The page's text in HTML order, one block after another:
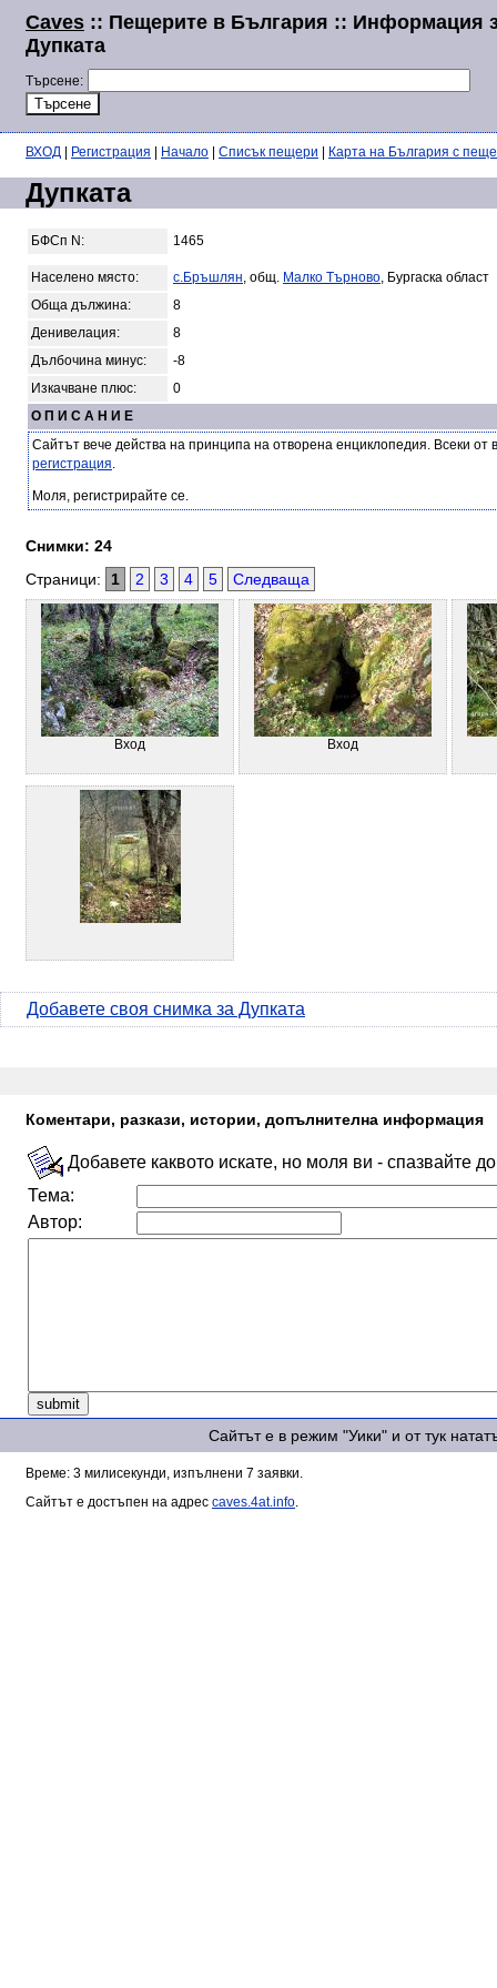
Caves :: Пещерите в България :: Информация
Дупката
Търсене:
ВХОД Регистрация Начало Списък пещери Карта на България с
Дупката
БФСп N: 1465
Населено място: с.Бръшлян, общ. Малко Търново, Бургаска област
Обща дължина:
8
Денивелация:
8
Дълбочина минус:
-8
Изкачване плюс:
0
О П И С А Н И Е
Сайтът вече действа на принципа на отворена енциклопедия. Всеки
регистрация.
Моля, регистрирайте се.
Снимки: 24
Страници:
1 2 3 4 5 Следваща
Вход Вход
Добавете своя снимка за Дупката
Коментари, разкази, истории, допълнителна информация
Добавете каквото искате, но моля ви - спазвайте
Тема:
Автор:
Сайтът е в режим "Уики" и от тук
Време: 3 милисекунди, изпълнени 7 заявки.
Сайтът е достъпен на адрес caves.4at.info.